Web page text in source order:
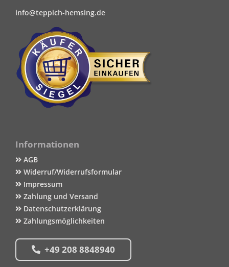
info@teppich-hemsing.de
Informationen
AGB
Widerruf/Widerrufsformular
Impressum
Zahlung und Versand
Datenschutzerklärung
Zahlungsmöglichkeiten
+49 208 8848940